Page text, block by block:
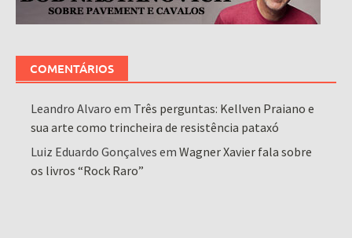
COMENTÁRIOS
Leandro Alvaro em Três perguntas: Kellven Praiano e
sua arte como trincheira de resistência pataxó
Luiz Eduardo Gonçalves emWagner Xavier fala sobre
os livros “Rock Raro”